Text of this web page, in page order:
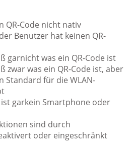
QR-Code nicht nativ
Benutzer hat keinen QR-
garnicht was ein QR-Code ist
zwar was ein QR-Code ist, aber
Standard für die WLAN-
ist garkein Smartphone oder
sind durch
oder eingeschränkt